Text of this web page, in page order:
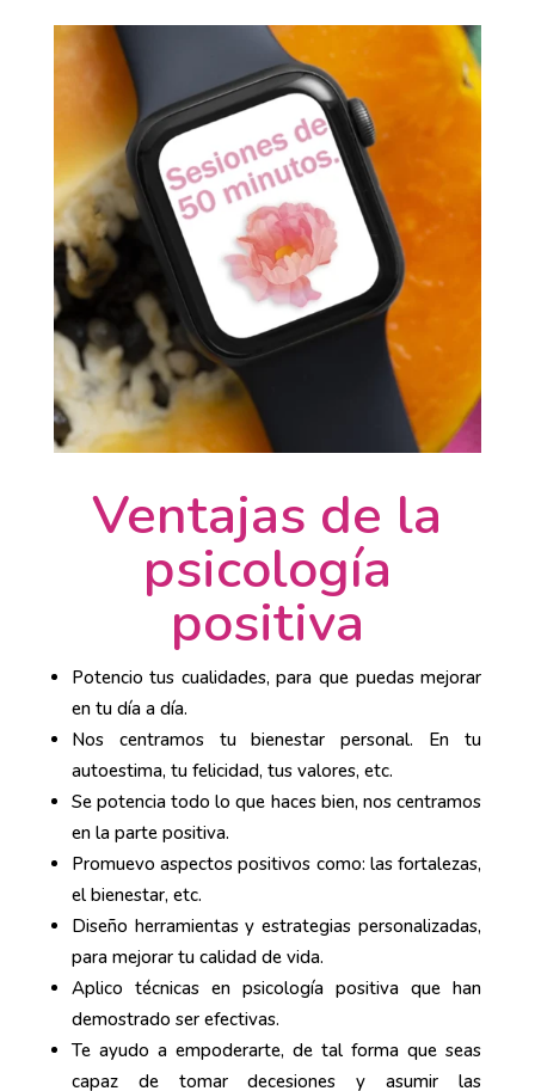
Ventajas de la
psicología
positiva
Potencio tus cualidades, para que puedas mejorar
en tu día a día.
Nos centramos tu bienestar personal. En tu
autoestima, tu felicidad, tus valores, etc.
Se potencia todo lo que haces bien, nos centramos
en la parte positiva.
Promuevo aspectos positivos como: las fortalezas,
el bienestar, etc.
Diseño herramientas y estrategias personalizadas,
para mejorar tu calidad de vida.
Aplico técnicas en psicología positiva que han
demostrado ser efectivas.
Te ayudo a empoderarte, de tal forma que seas
capaz de tomar decesiones y asumir las